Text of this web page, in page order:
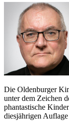
Die Oldenburger Kinder-Buchmesse (KIBUM) steht dieses Jahr
unter dem Zeichen
phantastische
diesjährigen